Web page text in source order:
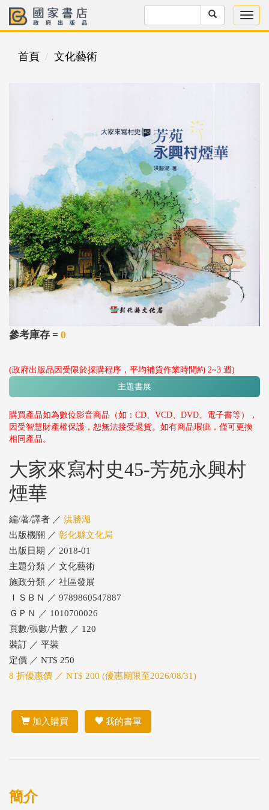
首頁 文化藝術
參考庫存 = 0
(政府出版品因受限於採購程序，平均補貨作業時間約 2~3 週)
主題書展
購買產品如為數位影音商品（如：CD、VCD、DVD、電子書等），
因受智慧財產權保護，恕無法接受退貨。如有商品瑕疵，僅可更換
相同產品。
大家來寫村史45-芳苑永興村
煙華
編/著/譯者 ／ 洪勝湖
出版機關 ／ 彰化縣文化局
出版日期 ／ 2018-01
主題分類 ／ 文化藝術
施政分類 ／ 社區發展
ＩＳＢＮ ／ 9789860547887
ＧＰＮ ／ 1010700026
頁數/張數/片數 ／ 120
裝訂 ／ 平裝
定價 ／ NT$ 250
8 折優惠價 ／ NT$ 200 (優惠期限至2026/08/31)
加入購買 我的書單
簡介